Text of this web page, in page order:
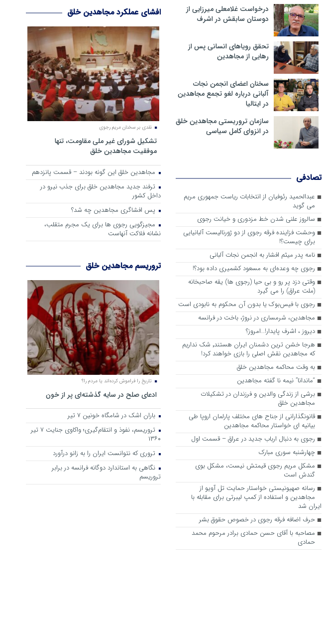
درخواست غلامعلی میرزایی از
دوستان سابقش در اشرف
تحقق رویاهای انسانی پس از
رهایی از مجاهدین
سخنان اعضای انجمن نجات
آلبانی درباره لغو تجمع مجاهدین
در ایتالیا
سازمان تروریستی مجاهدین خلق
در انزوای کامل سیاسی
تصادفی
عبدالحمید رئوفیان از انتخابات ریاست جمهوری مریم
می گوید
سالروز علنی شدن خط مزدوری و خیانت رجوی
وحشت فزاینده فرقه رجوی از دو ژورنالیست آلبانیایی
برای چیست؟!
نامه پدر میثم افشار به انجمن نجات آلبانی
رجوی چه وعده‌ای به مسعود کشمیری داده بود؟!
وقتی دزد پر رو و بی حیا (رجوی ها) یقه صاحبخانه
(ملت عراق) را می گیرد
رجوی با فیس‌بوک یا بدون آن محکوم به نابودی است
مجاهدین، شرم‎ساری در نروژ، باخت در فرانسه
ديروز ، اشرف پايدار!…امروز؟
هرجا خشن ترین دشمنان ایران هستند٬ شک نداریم
که مجاهدین نقش اصلی را بازی خواهند کرد!
به وقت محاکمه مجاهدین خلق
“ماندانا” نیمه نا گفته مجاهدین
برشی از زندگی والدین و فرزندان در تشکیلات
مجاهدین خلق
قانونگذارانی از جناح های مختلف پارلمان اروپا طی
بیانیه ای خواستار محاکمه مجاهدین
رجوی به دنبال ارباب جدید در عراق – قسمت اول
چهارشنبه سوری مبارک
مشکل مریم رجوی قیمتش نیست، مشکل بوی
گندش است
رسانه صهیونیستی خواستار حمایت تل آویو از
مجاهدین و استفاده از کمپ لیبرتی برای مقابله با
ایران شد
حرف اضافه فرقه رجوی در خصوص حقوق بشر
مصاحبه با آقای حسن حمادی برادر مرحوم محمد
حمادی
افشای عملکرد مجاهدین خلق
نقدی بر سخنان مریم رجوی
تشکیل شورای غیر ملی مقاومت، تنها
موفقیت مجاهدین خلق
مجاهدین خلق این گونه بودند – قسمت پانزدهم
ترفند جدید مجاهدین خلق برای جذب نیرو در
داخل کشور
پس افشاگری مجاهدین چه شد؟
مجیزگویی رجوی ها برای یک مجرم متقلب،
نشانه فلاکت آنهاست
تروریسم مجاهدین خلق
تاریخ را فراموش کرده‌اند یا مردم را؟
ادعای صلح در سایه گذشته‌ای پر از خون
باران اشک در شامگاه خونین 7 تیر
تروریسم، نفوذ و انتقام‌گیری؛ واکاوی جنایت ۷ تیر
۱۳۶۰
تروری که نتوانست ایران را به زانو درآورد
نگاهی به استاندارد دوگانه فرانسه در برابر
تروریسم